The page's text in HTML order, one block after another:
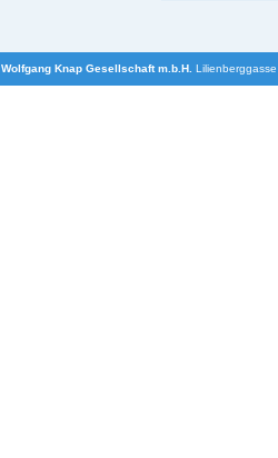
Wolfgang Knap Gesellschaft m.b.H.